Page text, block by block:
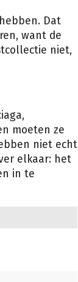
Dat
want de
niet,
moeten ze
niet echt
elkaar: het
in te